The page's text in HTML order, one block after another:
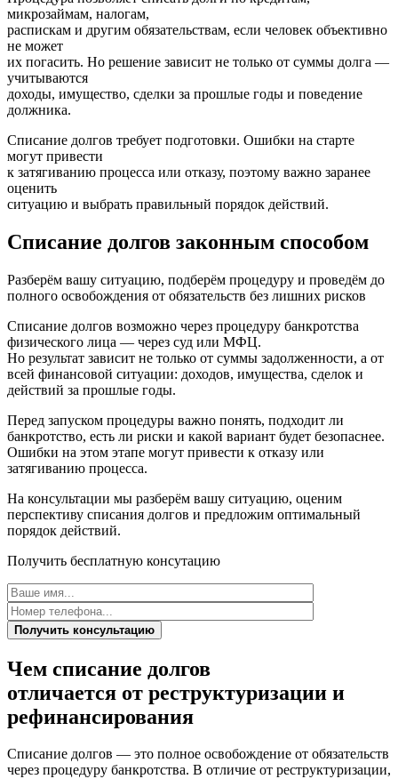
микрозаймам, налогам,
распискам и другим обязательствам, если человек объективно
не может
их погасить. Но решение зависит не только от суммы долга —
учитываются
доходы, имущество, сделки за прошлые годы и поведение
должника.
Списание долгов требует подготовки. Ошибки на старте
могут привести
к затягиванию процесса или отказу, поэтому важно заранее
оценить
ситуацию и выбрать правильный порядок действий.
Списание долгов законным способом
Разберём вашу ситуацию, подберём процедуру и проведём до
полного освобождения от обязательств без лишних рисков
Списание долгов возможно через процедуру банкротства
физического лица — через суд или МФЦ.
Но результат зависит не только от суммы задолженности, а от
всей финансовой ситуации: доходов, имущества, сделок и
действий за прошлые годы.
Перед запуском процедуры важно понять, подходит ли
банкротство, есть ли риски и какой вариант будет безопаснее.
Ошибки на этом этапе могут привести к отказу или
затягиванию процесса.
На консультации мы разберём вашу ситуацию, оценим
перспективу списания долгов и предложим оптимальный
порядок действий.
Получить бесплатную консутацию
Получить консультацию
Чем списание долгов
отличается от реструктуризации и
рефинансирования
Списание долгов — это полное освобождение от обязательств
через процедуру банкротства. В отличие от реструктуризации,